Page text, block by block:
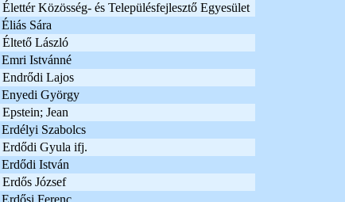
Élettér Közösség- és Településfejlesztő Egyesület
Éliás Sára
Éltető László
Emri Istvánné
Endrődi Lajos
Enyedi György
Epstein; Jean
Erdélyi Szabolcs
Erdődi Gyula ifj.
Erdődi István
Erdős József
Erdősi Ferenc